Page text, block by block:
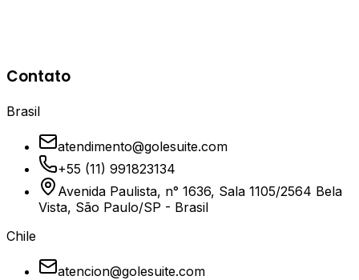
representando proteção e estrutura.
Contato
Brasil
atendimento@golesuite.com
+55 (11) 991823134
Avenida Paulista, n° 1636, Sala 1105/2564 Bela
Vista, São Paulo/SP - Brasil
Chile
atencion@golesuite.com